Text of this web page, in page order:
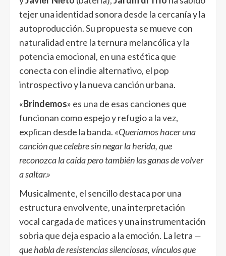
tejer una identidad sonora desde la cercanía y la
autoproducción. Su propuesta se mueve con
naturalidad entre la ternura melancólica y la
potencia emocional, en una estética que
conecta con el indie alternativo, el pop
introspectivo y la nueva canción urbana.
«Brindemos» es una de esas canciones que
funcionan como espejo y refugio a la vez,
explican desde la banda. «Queríamos hacer una
canción que celebre sin negar la herida, que
reconozca la caída pero también las ganas de volver
a saltar.»
Musicalmente, el sencillo destaca por una
estructura envolvente, una interpretación
vocal cargada de matices y una instrumentación
sobria que deja espacio a la emoción. La letra —
que habla de resistencias silenciosas, vínculos que